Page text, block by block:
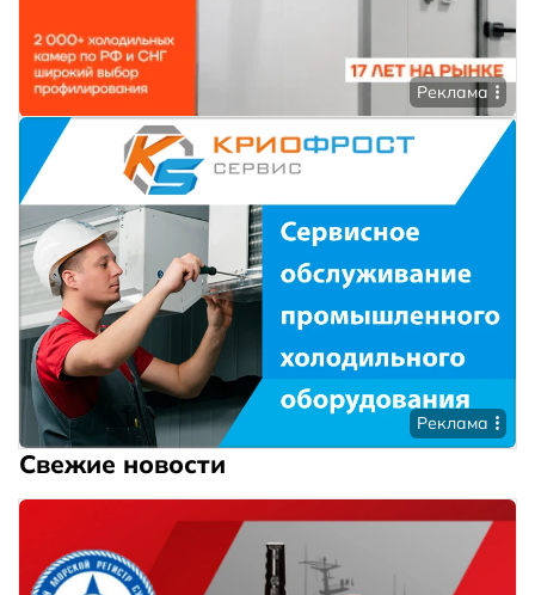
Реклама
Реклама
Свежие новости